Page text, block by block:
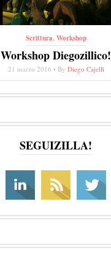
Scrittura,Workshop
Workshop Diegozillico!
21 marzo 2016 • By Diego Cajelli
SEGUIZILLA!